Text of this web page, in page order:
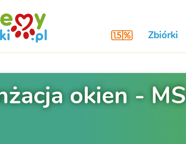
Zbiórki
okien -